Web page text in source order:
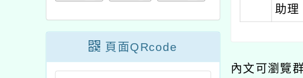
頁面QRcode
助理
內文可瀏覽